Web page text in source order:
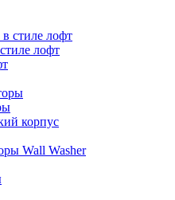
лофт
корпус
Wall Washer